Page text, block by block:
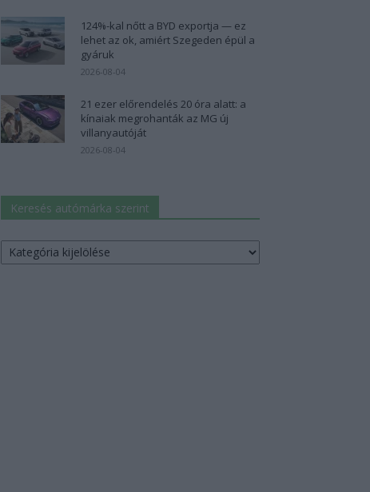
124%-kal nőtt a BYD exportja — ez
lehet az ok, amiért Szegeden épül a
gyáruk
2026-08-04
21 ezer előrendelés 20 óra alatt: a
kínaiak megrohanták az MG új
villanyautóját
2026-08-04
Keresés autómárka szerint
Keresés
autómárka